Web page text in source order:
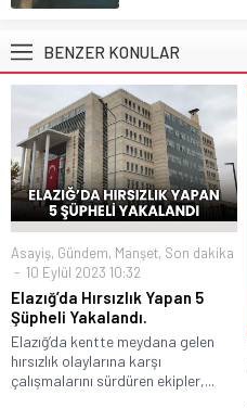
BENZER KONULAR
Asayiş, Gündem, Manşet, Son dakika
10 Eylül 2023 10:32
Elazığ’da Hırsızlık Yapan 5
Şüpheli Yakalandı.
Elazığ’da kentte meydana gelen
hırsızlık olaylarına karşı
çalışmalarını sürdüren ekipler,...